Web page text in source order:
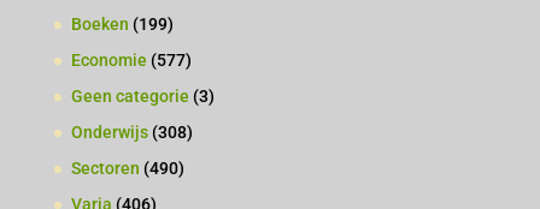
Boeken (199)
Economie (577)
Geen categorie (3)
Onderwijs(308)
Sectoren (490)
Varia (406)